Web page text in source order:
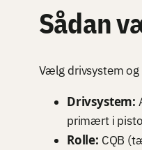
Sådan
Vælg drivsystem
Drivsystem:
primært i
Rolle: CQB